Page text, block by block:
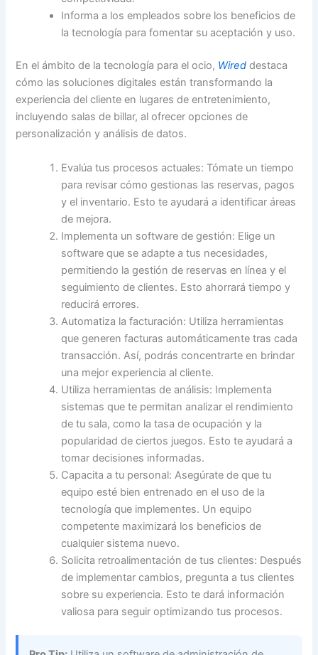
Informa a los empleados sobre los beneficios de
la tecnología para fomentar su aceptación y uso.
En el ámbito de la tecnología para el ocio, Wired destaca
cómo las soluciones digitales están transformando la
experiencia del cliente en lugares de entretenimiento,
incluyendo salas de billar, al ofrecer opciones de
personalización y análisis de datos.
Evalúa tus procesos actuales: Tómate un tiempo
para revisar cómo gestionas las reservas, pagos
y el inventario. Esto te ayudará a identificar áreas
de mejora.
Implementa un software de gestión: Elige un
software que se adapte a tus necesidades,
permitiendo la gestión de reservas en línea y el
seguimiento de clientes. Esto ahorrará tiempo y
reducirá errores.
Automatiza la facturación: Utiliza herramientas
que generen facturas automáticamente tras cada
transacción. Así, podrás concentrarte en brindar
una mejor experiencia al cliente.
Utiliza herramientas de análisis: Implementa
sistemas que te permitan analizar el rendimiento
de tu sala, como la tasa de ocupación y la
popularidad de ciertos juegos. Esto te ayudará a
tomar decisiones informadas.
Capacita a tu personal: Asegúrate de que tu
equipo esté bien entrenado en el uso de la
tecnología que implementes. Un equipo
competente maximizará los beneficios de
cualquier sistema nuevo.
Solicita retroalimentación de tus clientes: Después
de implementar cambios, pregunta a tus clientes
sobre su experiencia. Esto te dará información
valiosa para seguir optimizando tus procesos.